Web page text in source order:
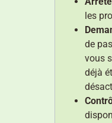
les
de
vous
déjà